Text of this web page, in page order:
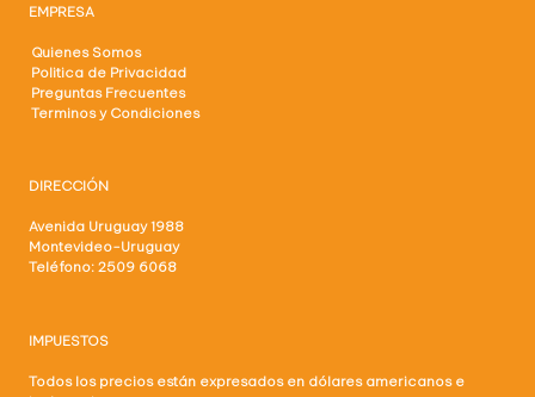
EMPRESA
Quienes Somos
Politica de Privacidad
Preguntas Frecuentes
Terminos y Condiciones
DIRECCIÓN
Avenida Uruguay 1988
Montevideo-Uruguay
Teléfono: 2509 6068
IMPUESTOS
Todos los precios están expresados en dólares americanos e